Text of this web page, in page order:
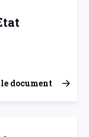
document